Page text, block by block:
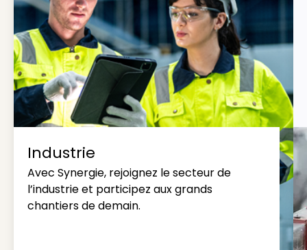
Industrie
Avec Synergie, rejoignez le secteur de
l’industrie et participez aux grands
chantiers de demain.